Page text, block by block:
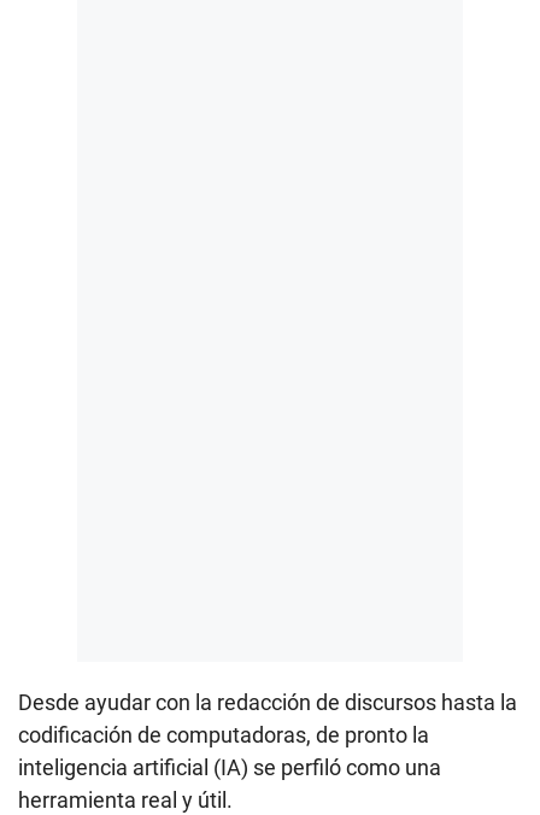
Desde ayudar con la redacción de discursos hasta la
codificación de computadoras, de pronto la
inteligencia artificial (IA) se perfiló como una
herramienta real y útil.